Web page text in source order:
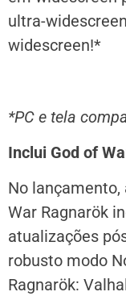
ultra-
widescreen!*
*PC e tela
Inclui God of
No lançamento,
War Ragnarök
atualizações
robusto modo
Ragnarök: